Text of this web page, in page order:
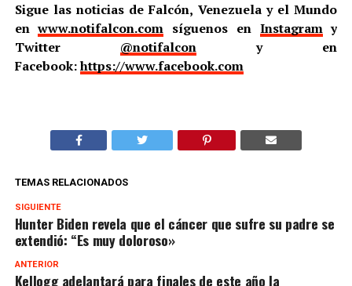
Sigue las noticias de Falcón, Venezuela y el Mundo
enwww.notifalcon.com síguenos en Instagramy
Twitter @notifalcony en
Facebook:https://www.facebook.com
TEMAS RELACIONADOS
SIGUIENTE
Hunter Biden revela que el cáncer que sufre su padre se
extendió: “Es muy doloroso»
ANTERIOR
Kellogg adelantará para finales de este año la